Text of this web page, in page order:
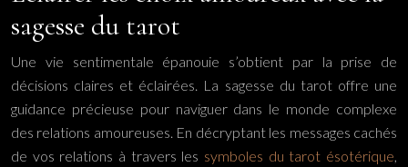
sagesse du tarot
Une vie sentimentale épanouie s’obtient par la prise de
décisions claires et éclairées. La sagesse du tarot offre une
guidance précieuse pour naviguer dans le monde complexe
des relations amoureuses. En décryptant les messages cachés
de vos relations à travers les symboles du tarot ésotérique,